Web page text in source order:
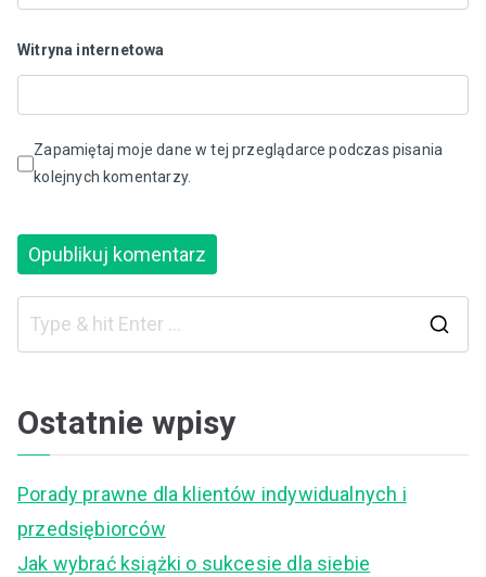
Witryna internetowa
Zapamiętaj moje dane w tej przeglądarce podczas pisania
kolejnych komentarzy.
Ostatnie wpisy
Porady prawne dla klientów indywidualnych i
przedsiębiorców
Jak wybrać książki o sukcesie dla siebie